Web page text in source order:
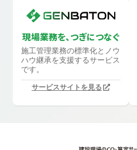
現場業務を、つぎにつなぐ
施工管理業務の標準化と ノウ
ハウ継承を支援するサービス
です。
サービスサイトを見る